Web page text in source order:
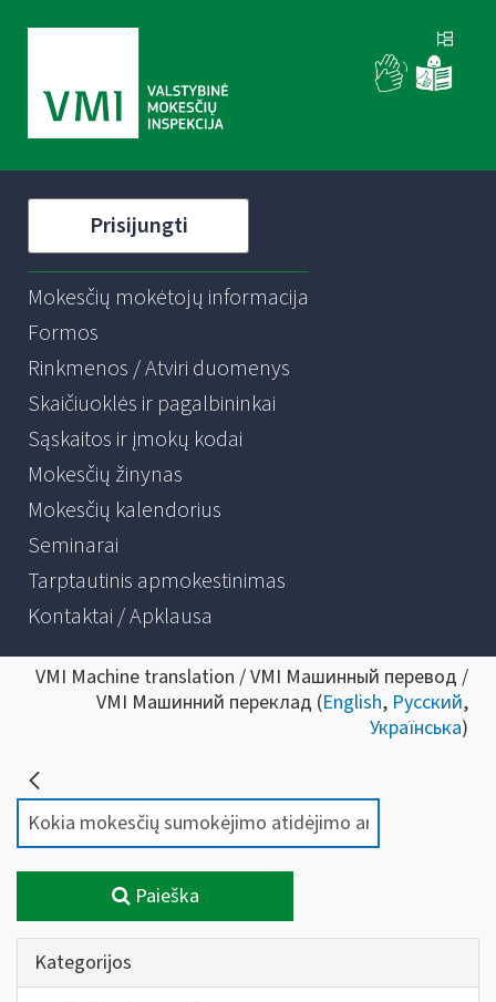
Prisijungti
Mokesčių mokėtojų informacija
Formos
Rinkmenos / Atviri duomenys
Skaičiuoklės ir pagalbininkai
Sąskaitos ir įmokų kodai
Mokesčių žinynas
Mokesčių kalendorius
Seminarai
Tarptautinis apmokestinimas
Kontaktai / Apklausa
VMI Machine translation / VMI Машинный перевод /
VMI Машинний переклад (English, Русский,
Українська)
Paieška
Kategorijos